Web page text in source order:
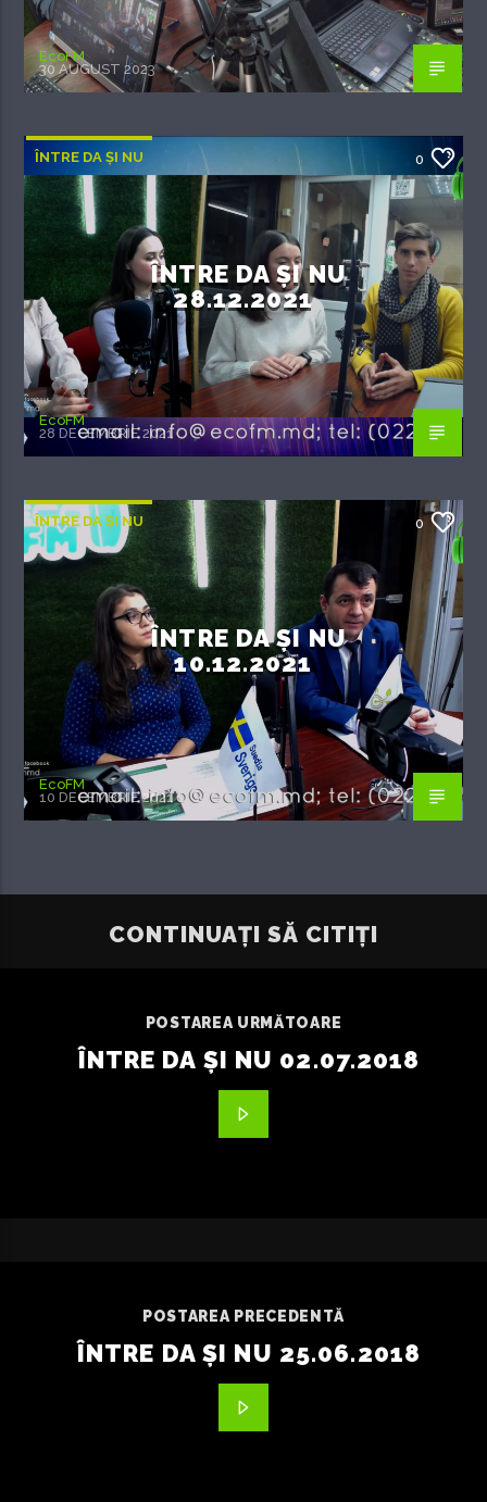
EcoFM
30 AUGUST 2023
ÎNTRE DA ȘI NU 0
ÎNTRE DA ȘI NU
28.12.2021
EcoFM
28 DECEMBRIE 2021
ÎNTRE DA ȘI NU 0
ÎNTRE DA ȘI NU
10.12.2021
EcoFM
10 DECEMBRIE 2021
CONTINUAȚI SĂ CITIȚI
POSTAREA URMĂTOARE
ÎNTRE DA ȘI NU 02.07.2018
POSTAREA PRECEDENTĂ
ÎNTRE DA ȘI NU 25.06.2018